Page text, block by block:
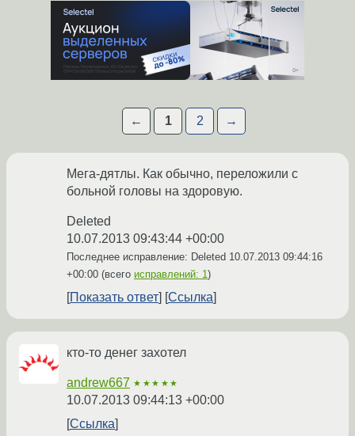
← 1 2 →
Мега-дятлы. Как обычно, переложили с
больной головы на здоровую.
Deleted
10.07.2013 09:43:44 +00:00
Последнее исправление: Deleted 10.07.2013 09:44:16
+00:00 (всего исправлений: 1 )
Показать ответ Ссылка
кто-то денег захотел
andrew667 ★★★★★
10.07.2013 09:44:13 +00:00
Ссылка